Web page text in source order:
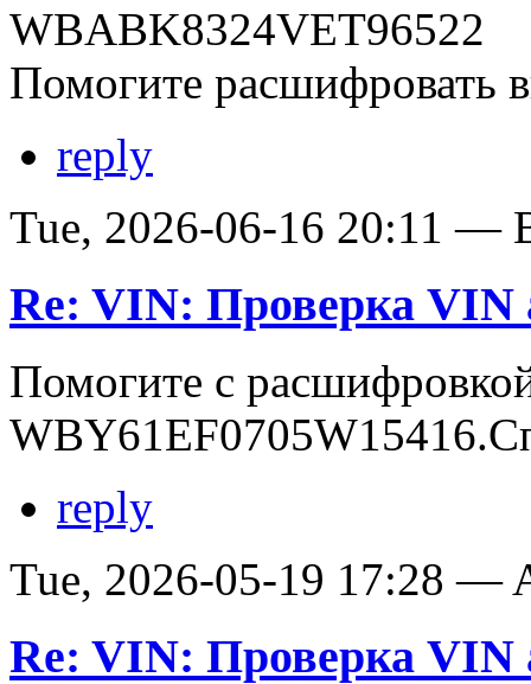
WBABK8324VET96522
Помогите расшифровать
reply
Tue, 2026-06-16 20:11 —
Re: VIN: Проверка VIN
Помогите с
reply
Tue, 2026-05-19 17:28 —
Re: VIN: Проверка VIN